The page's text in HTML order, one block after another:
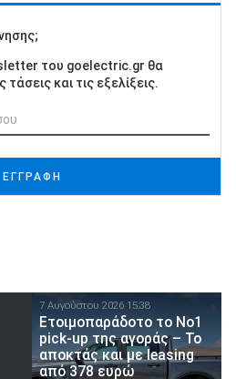
του goelectric.gr θα
τάσεις και τις εξελίξεις.
ΕΓΓΡΑΦΗ
7 Αυγούστου 2026 15:38
Ετοιμοπαράδοτο το Νο1
pick-up της αγοράς – Το
αποκτάς και με leasing
από 378 ευρώ